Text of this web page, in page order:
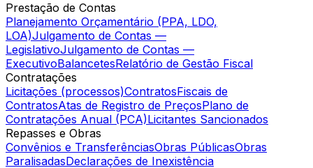
Prestação de Contas
Planejamento Orçamentário (PPA, LDO,
LOA)Julgamento de Contas —
LegislativoJulgamento de Contas —
ExecutivoBalancetesRelatório de Gestão Fiscal
Contratações
Licitações (processos)ContratosFiscais de
ContratosAtas de Registro de PreçosPlano de
Contratações Anual (PCA)Licitantes Sancionados
Repasses e Obras
Convênios e TransferênciasObras PúblicasObras
ParalisadasDeclarações de Inexistência